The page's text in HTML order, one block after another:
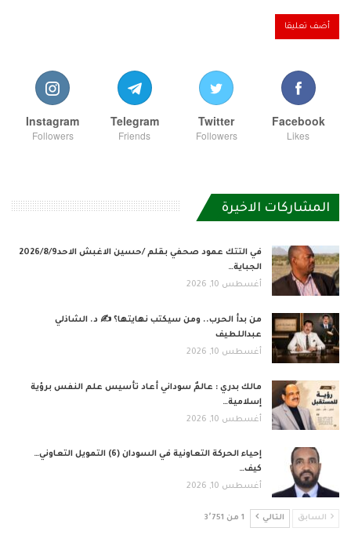
Facebook
Likes
Twitter
Followers
Telegram
Friends
Instagram
Followers
المشاركات الاخيرة
في التتك عمود صحفي بقلم /حسين الاغبش الاحد2026/8/9
الجباية…
أغسطس 10, 2026
من بدأ الحرب.. ومن سيكتب نهايتها؟ ✍️ د. الشاذلي
عبداللطيف
أغسطس 10, 2026
مالك بدري : عالمٌ سوداني أعاد تأسيس علم النفس برؤية
إسلامية…
أغسطس 10, 2026
إحياء الحركة التعاونية في السودان (6) التمويل التعاوني…
كيف…
أغسطس 10, 2026
السابق التالي 1 من 3٬751